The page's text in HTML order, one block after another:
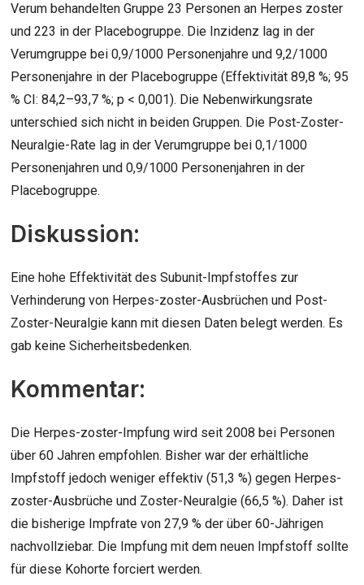
Verum behandelten Gruppe 23 Personen an Herpes zoster
und 223 in der Placebogruppe. Die Inzidenz lag in der
Verumgruppe bei 0,9/1000 Personenjahre und 9,2/1000
Personenjahre in der Placebogruppe (Effektivität 89,8 %; 95
% CI: 84,2–93,7 %; p < 0,001). Die Nebenwirkungsrate
unterschied sich nicht in beiden Gruppen. Die Post-Zoster-
Neuralgie-Rate lag in der Verumgruppe bei 0,1/1000
Personenjahren und 0,9/1000 Personenjahren in der
Placebogruppe.
Diskussion:
Eine hohe Effektivität des Subunit-Impfstoffes zur
Verhinderung von Herpes-zoster-Ausbrüchen und Post-
Zoster-Neuralgie kann mit diesen Daten belegt werden. Es
gab keine Sicherheitsbedenken.
Kommentar:
Die Herpes-zoster-Impfung wird seit 2008 bei Personen
über 60 Jahren empfohlen. Bisher war der erhältliche
Impfstoff jedoch weniger effektiv (51,3 %) gegen Herpes-
zoster-Ausbrüche und Zoster-Neuralgie (66,5 %). Daher ist
die bisherige Impfrate von 27,9 % der über 60-Jährigen
nachvollziebar. Die Impfung mit dem neuen Impfstoff sollte
für diese Kohorte forciert werden.